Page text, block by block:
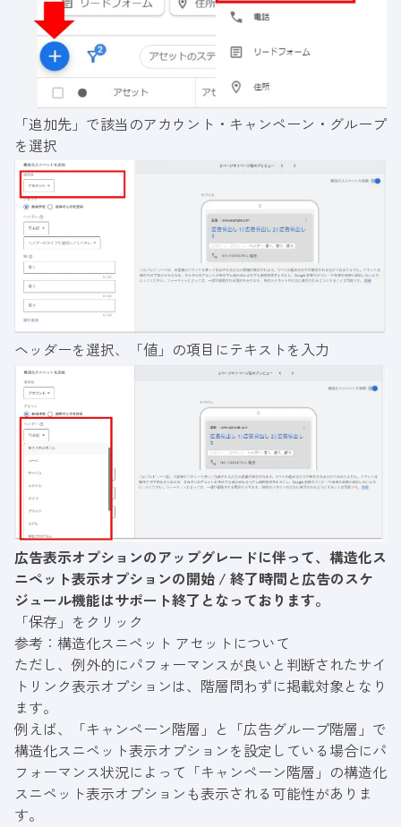
「追加先」で該当のアカウント・キャンペーン・グループ
を選択
ヘッダーを選択、「値」の項目にテキストを入力
広告表示オプションのアップグレードに伴って、構造化ス
ニペット表示オプションの開始 / 終了時間と広告のスケ
ジュール機能はサポート終了となっております。
「保存」をクリック
参考： 構造化スニペット アセットについて
ただし、例外的にパフォーマンスが良いと判断されたサイ
トリンク表示オプションは、階層問わずに掲載対象となり
ます。
例えば、「キャンペーン階層」と「広告グループ階層」で
構造化スニペット表示オプションを設定している場合にパ
フォーマンス状況によって「キャンペーン階層」の構造化
スニペット表示オプションも表示される可能性がありま
す。